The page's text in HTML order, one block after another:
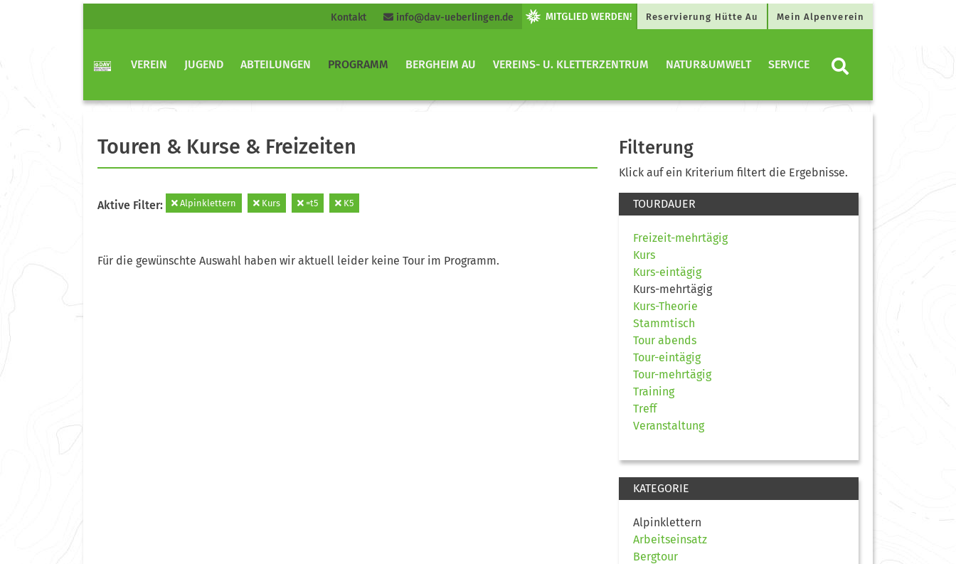
Kontakt info@dav-ueberlingen.de Reservierung Hütte Au Mein Alpenverein
VEREIN JUGEND ABTEILUNGEN PROGRAMM BERGHEIM AU VEREINS- U. KLETTERZENTRUM NATUR&UMWELT SERVICE
Touren & Kurse & Freizeiten
Aktive Filter: Alpinklettern Kurs =t5 K5
Für die gewünschte Auswahl haben wir aktuell leider keine Tour im Programm.
Filterung
Klick auf ein Kriterium filtert die Ergebnisse.
TOURDAUER
Freizeit-mehrtägig
Kurs
Kurs-eintägig
Kurs-mehrtägig
Kurs-Theorie
Stammtisch
Tour abends
Tour-eintägig
Tour-mehrtägig
Training
Treff
Veranstaltung
KATEGORIE
Alpinklettern
Arbeitseinsatz
Bergtour